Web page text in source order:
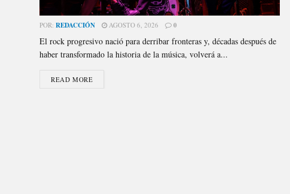
POR: REDACCIÓN AGOSTO 6, 2026 0
El rock progresivo nació para derribar fronteras y, décadas después de
haber transformado la historia de la música, volverá a...
READ MORE